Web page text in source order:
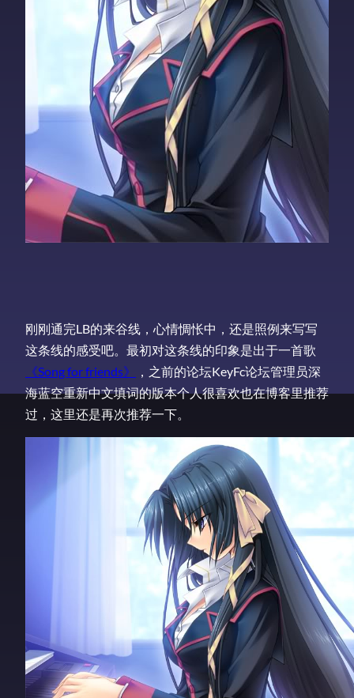
刚刚通完LB的来谷线，心情惆怅中，还是照例来写写
这条线的感受吧。最初对这条线的印象是出于一首歌
《Song for friends》
，之前的论坛KeyFc论坛管理员深
海蓝空重新中文填词的版本个人很喜欢也在博客里推荐
过，这里还是再次推荐一下。